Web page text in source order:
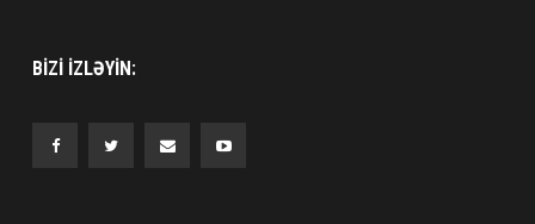
BIZI IZLƏYIN: